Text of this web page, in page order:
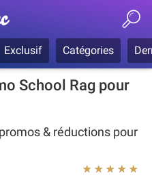
Exclusif Catégories
School Rag pour
& réductions pour
★
★
★
★
★